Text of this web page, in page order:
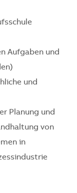
Aufgaben und
und
Planung und
von
in